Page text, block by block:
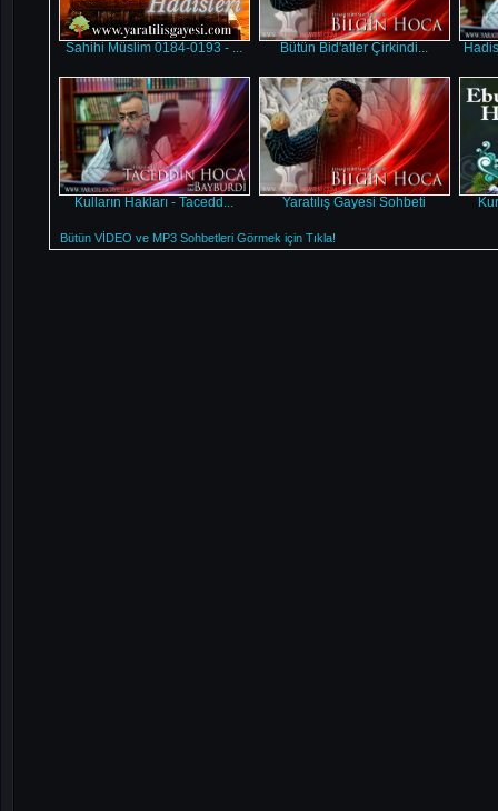
Sahihi Müslim 0184-0193 - ... Bütün Bid'atler Çirkindi...
Kulların Hakları - Tacedd... Yaratılış Gayesi Sohbeti
Bütün VİDEO ve MP3 Sohbetleri Görmek için Tıkla!